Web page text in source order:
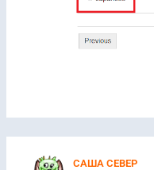
САША СЕВЕР